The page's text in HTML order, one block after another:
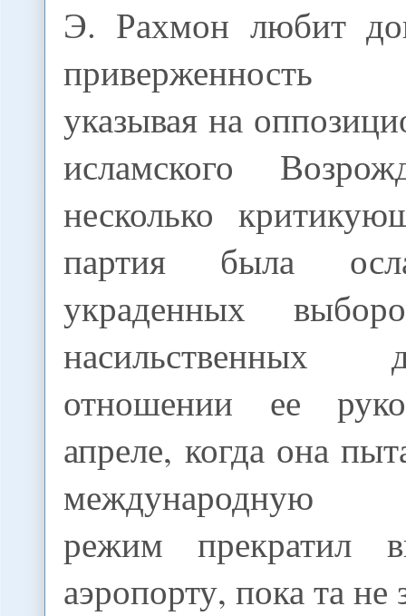
Э. Рахмон любит
приверженность
указывая на
исламского
несколько
партия была
украденных
отношении ее
апреле, когда она
международную
режим прекратил
аэропорту, пока та не